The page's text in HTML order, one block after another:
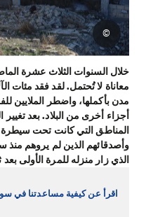
خلال السنوات الثلاث عشرة
معاناة لا تُحتمل. لقد فقد
مدن بأكملها، واضطر الملايين
أجزاء أخرى من البلاد. بعد
المناطق التي كانت تحت سيطرة
وأصدقائهم الذين لم يروهم منذ
الذي زار منزله للمرة الأولى
©
اقرأ عن كيفية مساعدتنا في سوريا